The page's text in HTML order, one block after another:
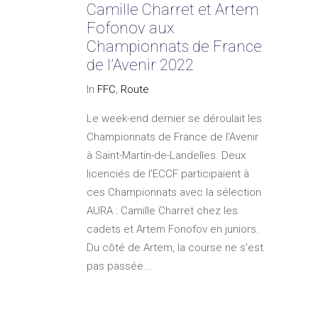
Camille Charret et Artem
Fofonov aux
Championnats de France
de l’Avenir 2022
In FFC, Route
Le week-end dernier se déroulait les
Championnats de France de l'Avenir
à Saint-Martin-de-Landelles. Deux
licenciés de l'ECCF participaient à
ces Championnats avec la sélection
AURA : Camille Charret chez les
cadets et Artem Fonofov en juniors.
Du côté de Artem, la course ne s'est
pas passée...